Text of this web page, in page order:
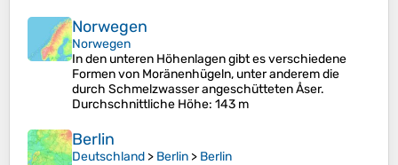
Norwegen
Norwegen
In den unteren Höhenlagen gibt es verschiedene
Formen von Moränenhügeln, unter anderem die
durch Schmelzwasser angeschütteten Åser.
Durchschnittliche Höhe: 143 m
Berlin
Deutschland > Berlin > Berlin